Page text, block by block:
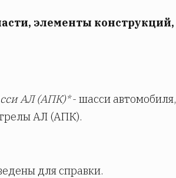
элементы
АЛ (АПК)*- шасси
АЛ (АПК).
для справки.